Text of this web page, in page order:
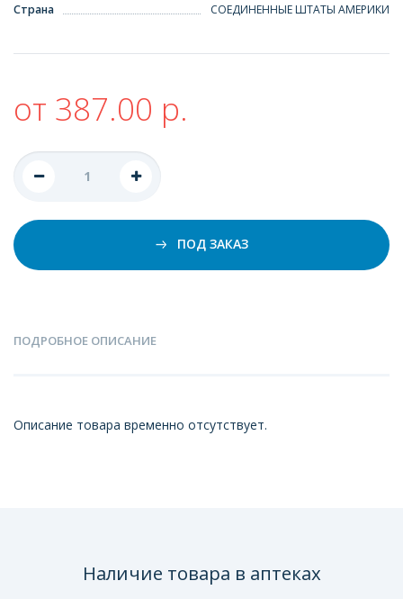
Страна
СОЕДИНЕННЫЕ ШТАТЫ АМЕРИКИ
от 387.00 р.
ПОД ЗАКАЗ
ПОДРОБНОЕ ОПИСАНИЕ
Описание товара временно отсутствует.
Наличие товара в аптеках